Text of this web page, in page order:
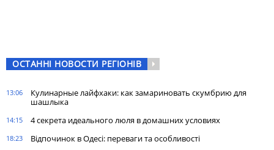
ОСТАННІ НОВОСТИ РЕГІОНІВ
13:06
Кулинарные лайфхаки: как замариновать скумбрию для
шашлыка
14:15 4 секрета идеального люля в домашних условиях
18:23 Відпочинок в Одесі: переваги та особливості